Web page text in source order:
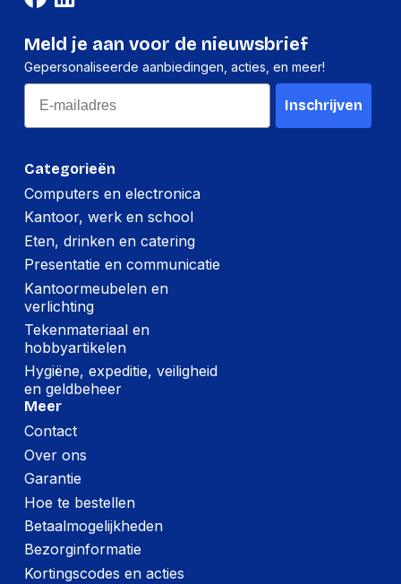
Categorieën
Computers en electronica
Kantoor, werk en school
Eten, drinken en catering
Presentatie en communicatie
Kantoormeubelen en
verlichting
Tekenmateriaal en
hobbyartikelen
Hygiëne, expeditie, veiligheid
en geldbeheer
Meer
Contact
Over ons
Garantie
Hoe te bestellen
Betaalmogelijkheden
Bezorginformatie
Kortingscodes en acties
Meld je aan voor de nieuwsbrief
Gepersonaliseerde aanbiedingen, acties, en meer!
Email
Inschrijven